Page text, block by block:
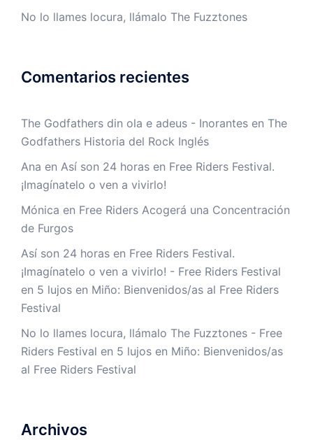
No lo llames locura, llámalo The Fuzztones
Comentarios recientes
The Godfathers din ola e adeus - Inorantes en The
Godfathers Historia del Rock Inglés
Ana en Así son 24 horas en Free Riders Festival.
¡Imagínatelo o ven a vivirlo!
Mónica en Free Riders Acogerá una Concentración
de Furgos
Así son 24 horas en Free Riders Festival.
¡Imagínatelo o ven a vivirlo! - Free Riders Festival
en 5 lujos en Miño: Bienvenidos/as al Free Riders
Festival
No lo llames locura, llámalo The Fuzztones - Free
Riders Festival en 5 lujos en Miño: Bienvenidos/as
al Free Riders Festival
Archivos